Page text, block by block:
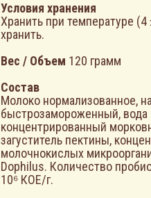
Условия хранения
Хранить при температуре
хранить.
Вес / Объем 120 грамм
Состав
Молоко нормализованное,
быстрозамороженный, вода
концентрированный
загуститель пектины,
молочнокислых
Dophilus. Количество
10⁶ КОЕ/г.